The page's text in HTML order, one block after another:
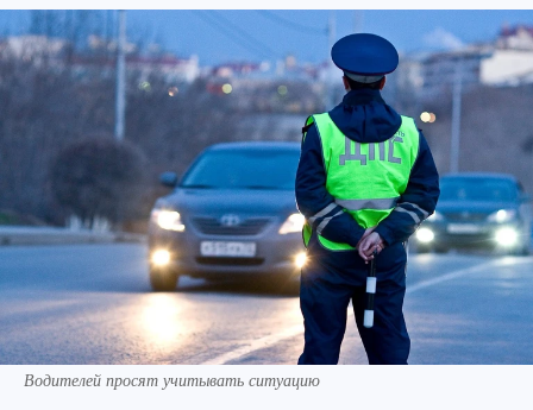
Водителей просят учитывать ситуацию